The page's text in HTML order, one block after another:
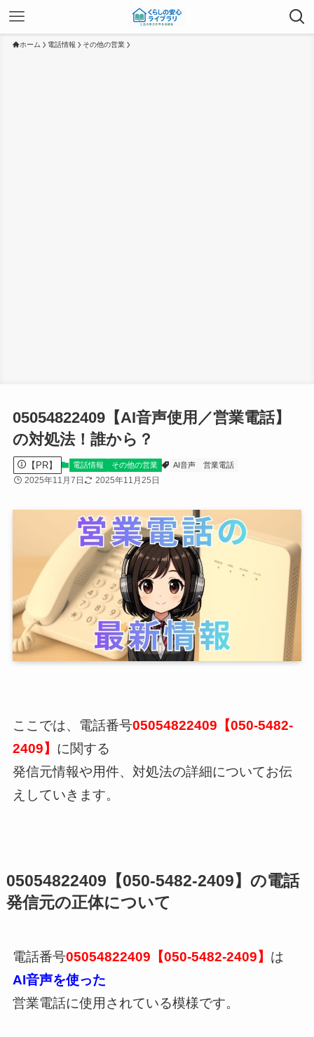
ホーム 電話情報 その他の営業
05054822409【AI音声使用／営業電話】
の対処法！誰から？
【PR】 電話情報 その他の営業 AI音声 営業電話
2025年11月7日 2025年11月25日
ここでは、電話番号05054822409【050-5482-
2409】 に関する
発信元情報や用件、対処法の詳細についてお伝
えしていきます。
05054822409【050-5482-2409】の電話
発信元の正体について
電話番号05054822409【050-5482-2409】 は
AI音声を使った
営業電話に使用されている模様です。